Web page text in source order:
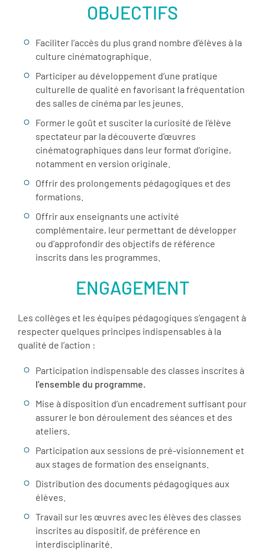
OBJECTIFS
Faciliter l’accès du plus grand nombre d’élèves à la
culture cinématographique.
Participer au développement d’une pratique
culturelle de qualité en favorisant la fréquentation
des salles de cinéma par les jeunes.
Former le goût et susciter la curiosité de l’élève
spectateur par la découverte d’œuvres
cinématographiques dans leur format d’origine,
notamment en version originale.
Offrir des prolongements pédagogiques et des
formations.
Offrir aux enseignants une activité
complémentaire, leur permettant de développer
ou d’approfondir des objectifs de référence
inscrits dans les programmes.
ENGAGEMENT
Les collèges et les équipes pédagogiques s’engagent à
respecter quelques principes indispensables à la
qualité de l’action :
Participation indispensable des classes inscrites à
l’ensemble du programme.
Mise à disposition d’un encadrement suffisant pour
assurer le bon déroulement des séances et des
ateliers.
Participation aux sessions de pré-visionnement et
aux stages de formation des enseignants.
Distribution des documents pédagogiques aux
élèves.
Travail sur les œuvres avec les élèves des classes
inscrites au dispositif, de préférence en
interdisciplinarité.